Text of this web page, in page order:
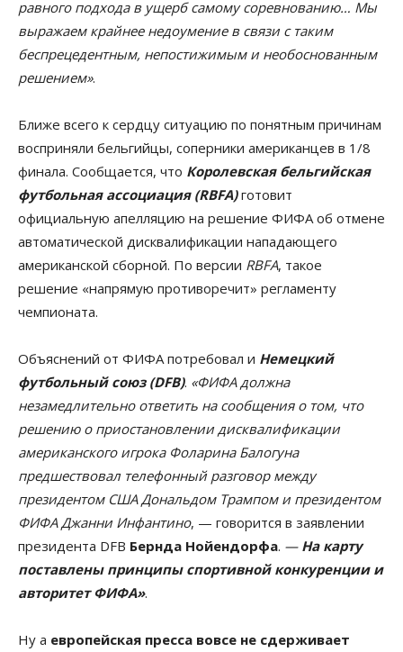
равного подхода в ущерб самому соревнованию… Мы
выражаем крайнее недоумение в связи с таким
беспрецедентным, непостижимым и необоснованным
решением».
Ближе всего к сердцу ситуацию по понятным причинам
восприняли бельгийцы, соперники американцев в 1/8
финала. Сообщается, что Королевская бельгийская
футбольная ассоциация (RBFA)готовит
официальную апелляцию на решение ФИФА об отмене
автоматической дисквалификации нападающего
американской сборной. По версии RBFA, такое
решение «напрямую противоречит» регламенту
чемпионата.
Объяснений от ФИФА потребовал и Немецкий
футбольный союз (DFB). «ФИФА должна
незамедлительно ответить на сообщения о том, что
решению о приостановлении дисквалификации
американского игрока Фоларина Балогуна
предшествовал телефонный разговор между
президентом США Дональдом Трампом и президентом
ФИФА Джанни Инфантино, — говорится в заявлении
президента DFB Бернда Нойендорфа. — На карту
поставлены принципы спортивной конкуренции и
авторитет ФИФА».
Ну а европейская пресса вовсе не сдерживает